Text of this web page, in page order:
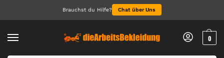
Brauchst du Hilfe? Chat über Uns
0